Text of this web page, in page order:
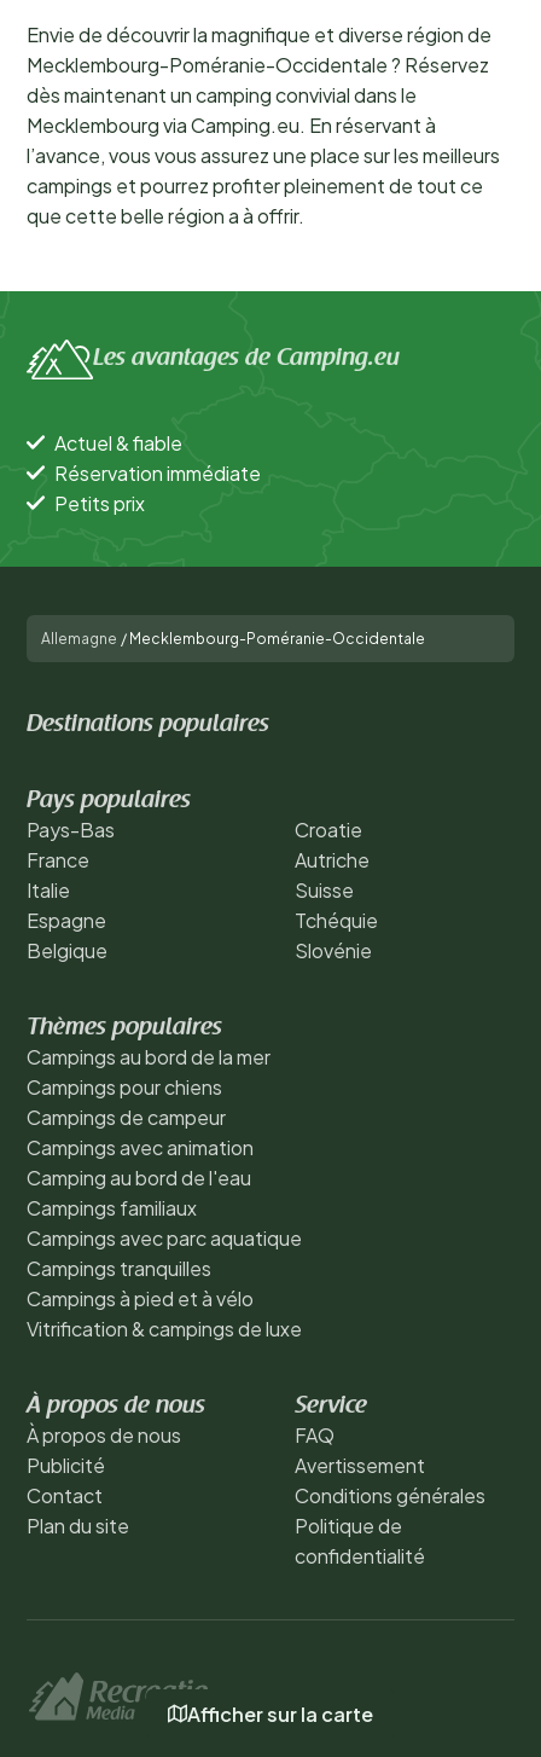
Envie de découvrir la magnifique et diverse région de
Mecklembourg-Poméranie-Occidentale ? Réservez
dès maintenant un camping convivial dans le
Mecklembourg via Camping.eu. En réservant à
l’avance, vous vous assurez une place sur les meilleurs
campings et pourrez profiter pleinement de tout ce
que cette belle région a à offrir.
Afficher sur la carte
Les avantages de Camping.eu
Actuel & fiable
Réservation immédiate
Petits prix
Allemagne / Mecklembourg-Poméranie-Occidentale
Destinations populaires
Pays populaires
Pays-Bas
France
Italie
Espagne
Belgique
Croatie
Autriche
Suisse
Tchéquie
Slovénie
Thèmes populaires
Campings au bord de la mer
Campings pour chiens
Campings de campeur
Campings avec animation
Camping au bord de l'eau
Campings familiaux
Campings avec parc aquatique
Campings tranquilles
Campings à pied et à vélo
Vitrification & campings de luxe
À propos de nous
À propos de nous
Publicité
Contact
Plan du site
Service
FAQ
Avertissement
Conditions générales
Politique de
confidentialité